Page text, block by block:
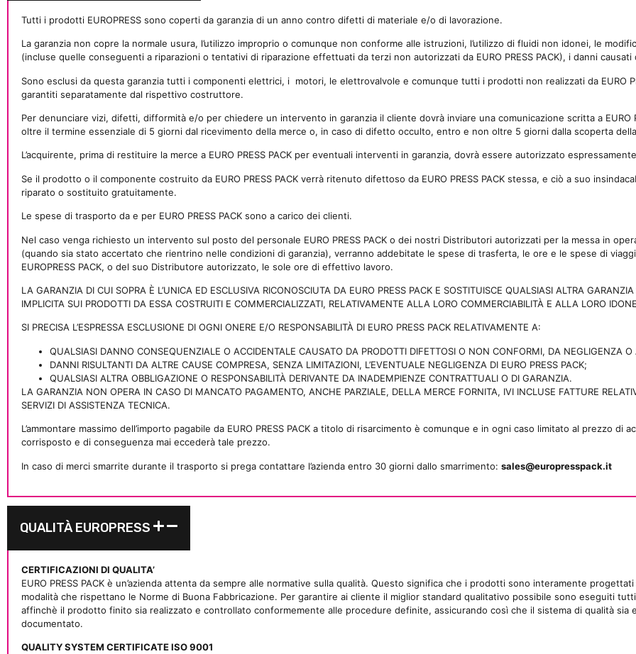
Tutti i prodotti EUROPRESS sono coperti da garanzia di un anno contro difetti di materiale e/o di lavorazione.
La garanzia non copre la normale usura, l’utilizzo improprio o comunque non conforme alle istruzioni, l’utilizzo di fluidi non idonei, le
(incluse quelle conseguenti a riparazioni o tentativi di riparazione effettuati da terzi non autorizzati da EURO PRESS PACK), i danni causati
Sono esclusi da questa garanzia tutti i componenti elettrici, i motori, le elettrovalvole e comunque tutti i prodotti non realizzati da EURO
garantiti separatamente dal rispettivo costruttore.
Per denunciare vizi, difetti, difformità e/o per chiedere un intervento in garanzia il cliente dovrà inviare una comunicazione scritta a EURO
oltre il termine essenziale di 5 giorni dal ricevimento della merce o, in caso di difetto occulto, entro e non oltre 5 giorni dalla scoperta
L’acquirente, prima di restituire la merce a EURO PRESS PACK per eventuali interventi in garanzia, dovrà essere autorizzato espressamente
Se il prodotto o il componente costruito da EURO PRESS PACK verrà ritenuto difettoso da EURO PRESS PACK stessa, e ciò a suo
riparato o sostituito gratuitamente.
Le spese di trasporto da e per EURO PRESS PACK sono a carico dei clienti.
Nel caso venga richiesto un intervento sul posto del personale EURO PRESS PACK o dei nostri Distributori autorizzati per la messa in
(quando sia stato accertato che rientrino nelle condizioni di garanzia), verranno addebitate le spese di trasferta, le ore e le spese di
EUROPRESS PACK, o del suo Distributore autorizzato, le sole ore di effettivo lavoro.
LA GARANZIA DI CUI SOPRA È L’UNICA ED ESCLUSIVA RICONOSCIUTA DA EURO PRESS PACK E SOSTITUISCE QUALSIASI ALTRA GARANZIA
IMPLICITA SUI PRODOTTI DA ESSA COSTRUITI E COMMERCIALIZZATI, RELATIVAMENTE ALLA LORO COMMERCIABILITÀ E ALLA LORO
SI PRECISA L’ESPRESSA ESCLUSIONE DI OGNI ONERE E/O RESPONSABILITÀ DI EURO PRESS PACK RELATIVAMENTE A:
QUALSIASI DANNO CONSEQUENZIALE O ACCIDENTALE CAUSATO DA PRODOTTI DIFETTOSI O NON CONFORMI, DA NEGLIGENZA O
DANNI RISULTANTI DA ALTRE CAUSE COMPRESA, SENZA LIMITAZIONI, L’EVENTUALE NEGLIGENZA DI EURO PRESS PACK;
QUALSIASI ALTRA OBBLIGAZIONE O RESPONSABILITÀ DERIVANTE DA INADEMPIENZE CONTRATTUALI O DI GARANZIA.
LA GARANZIA NON OPERA IN CASO DI MANCATO PAGAMENTO, ANCHE PARZIALE, DELLA MERCE FORNITA, IVI INCLUSE FATTURE
SERVIZI DI ASSISTENZA TECNICA.
L’ammontare massimo dell’importo pagabile da EURO PRESS PACK a titolo di risarcimento è comunque e in ogni caso limitato al prezzo di
corrisposto e di conseguenza mai eccederà tale prezzo.
In caso di merci smarrite durante il trasporto si prega contattare l’azienda entro 30 giorni dallo smarrimento: sales@europresspack.it
QUALITÀ EUROPRESS
CERTIFICAZIONI DI QUALITA’
EURO PRESS PACK è un’azienda attenta da sempre alle normative sulla qualità. Questo significa che i prodotti sono interamente
modalità che rispettano le Norme di Buona Fabbricazione. Per garantire ai cliente il miglior standard qualitativo possibile sono eseguiti
affinchè il prodotto finito sia realizzato e controllato conformemente alle procedure definite, assicurando così che il sistema di qualità sia
documentato.
QUALITY SYSTEM CERTIFICATE ISO 9001